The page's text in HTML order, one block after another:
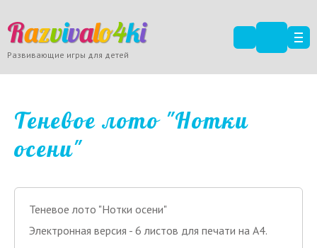
Razvivalo4ki
Развивающие игры для детей
Теневое лото "Нотки
осени"
Теневое лото "Нотки осени"
Электронная версия - 6 листов для печати на А4.